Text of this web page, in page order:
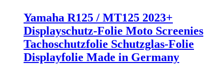
Yamaha R125 / MT125 2023+
Displayschutz-Folie Moto Screenies
Tachoschutzfolie Schutzglas-Folie
Displayfolie Made in Germany